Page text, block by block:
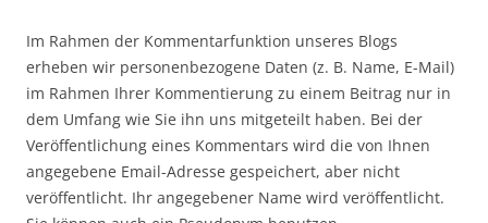
Im Rahmen der Kommentarfunktion unseres Blogs
erheben wir personenbezogene Daten (z. B. Name, E-Mail)
im Rahmen Ihrer Kommentierung zu einem Beitrag nur in
dem Umfang wie Sie ihn uns mitgeteilt haben. Bei der
Veröffentlichung eines Kommentars wird die von Ihnen
angegebene Email-Adresse gespeichert, aber nicht
veröffentlicht. Ihr angegebener Name wird veröffentlicht.